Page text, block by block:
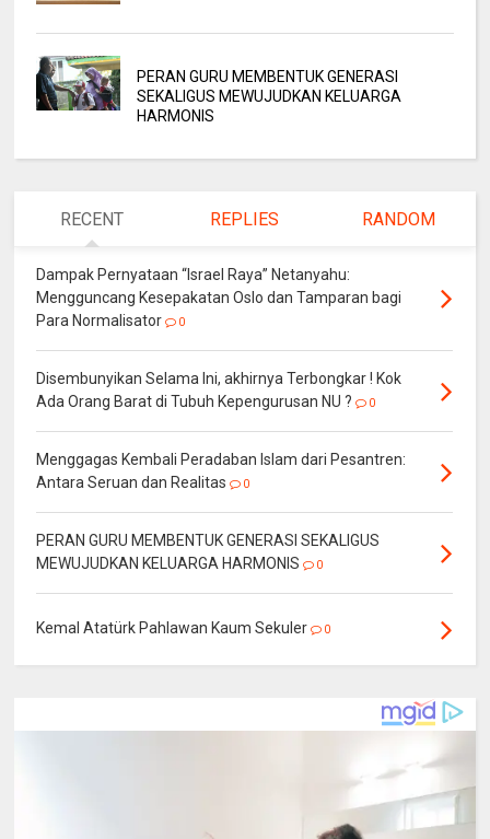
PERAN GURU MEMBENTUK GENERASI
SEKALIGUS MEWUJUDKAN KELUARGA
HARMONIS
RECENT REPLIES RANDOM
Dampak Pernyataan “Israel Raya” Netanyahu:
Mengguncang Kesepakatan Oslo dan Tamparan bagi
Para Normalisator
0
Disembunyikan Selama Ini, akhirnya Terbongkar ! Kok
Ada Orang Barat di Tubuh Kepengurusan NU ?
0
Menggagas Kembali Peradaban Islam dari Pesantren:
Antara Seruan dan Realitas
0
PERAN GURU MEMBENTUK GENERASI SEKALIGUS
MEWUJUDKAN KELUARGA HARMONIS
0
Kemal Atatürk Pahlawan Kaum Sekuler 0